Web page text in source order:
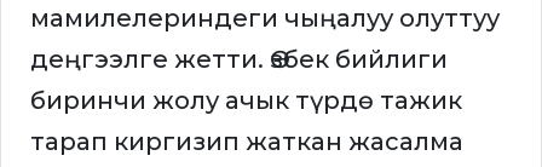
мамилелериндеги чыңалуу олуттуу
деңгээлге жетти. Өзбек бийлиги
биринчи жолу ачык түрдө тажик
тарап киргизип жаткан жасалма